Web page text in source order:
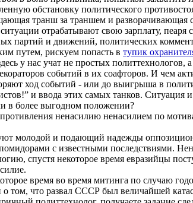
обстановку политического
транш за траншем и разворачивающая
отрабатывают свою зарплату,
партий и движений, политических
путем, рискуем попасть в тупик
у нас учат не простых
событий в их соафторов. И чем
ход событий - или до выигрыша в
и ввода этих самых танков. Ситуация
в более выгодном положении?
ненасилию ненасилием по
молодой и подающий надежды
с известными последствиями.
спустя некоторое время евразийцы
время во время митинга по случаю
о том, что развал СССР был величайшей